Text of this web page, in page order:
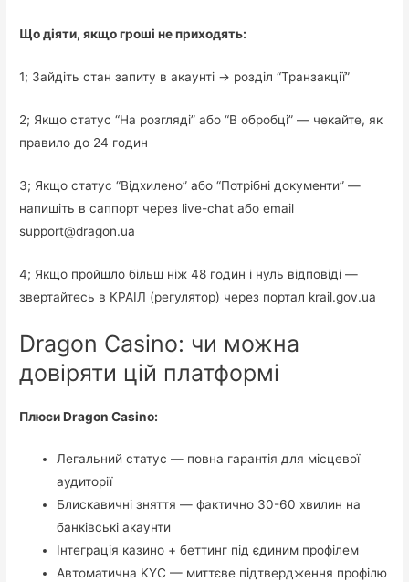
Що діяти, якщо гроші не приходять:
1; Зайдіть стан запиту в акаунті → розділ “Транзакції”
2; Якщо статус “На розгляді” або “В обробці” — чекайте, як
правило до 24 годин
3; Якщо статус “Відхилено” або “Потрібні документи” —
напишіть в саппорт через live-chat або email
support@dragon.ua
4; Якщо пройшло більш ніж 48 годин і нуль відповіді —
звертайтесь в КРАІЛ (регулятор) через портал krail.gov.ua
Dragon Casino: чи можна
довіряти цій платформі
Плюси Dragon Casino:
Легальний статус — повна гарантія для місцевої
аудиторії
Блискавичні зняття — фактично 30-60 хвилин на
банківські акаунти
Інтеграція казино + беттинг під єдиним профілем
Автоматична KYC — миттєве підтвердження профілю